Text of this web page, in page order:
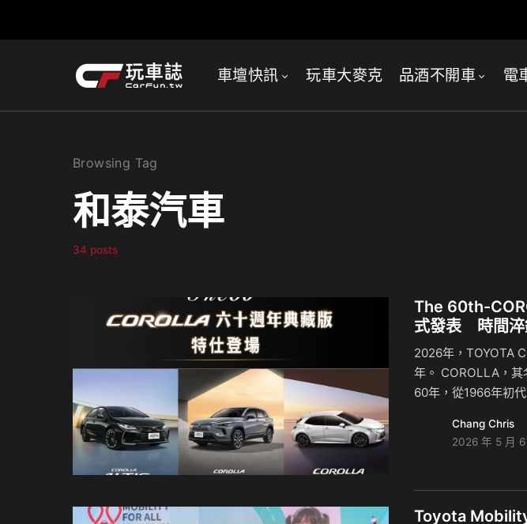
車壇快訊 玩車大麥克 品酒不開車 電
Browsing Tag
和泰汽車
34 posts
The 60th-
式發表 時間淬
2026年，TOYOTA
年。 COROLLA，其
60年，從1966年初
數字背後是全球最
一個前所未有的世
路，誰能想到在60
式延伸的車款，它會
Chang Chris
2026 年 5 月 6
Toyota